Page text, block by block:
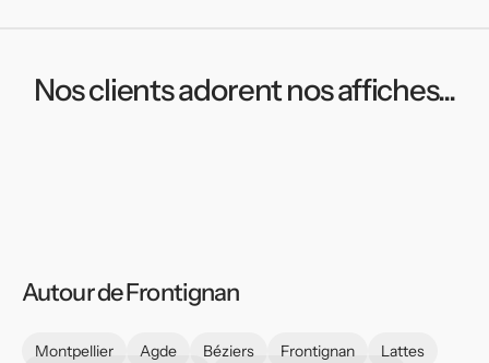
Nos clients adorent nos affiches...
Autour de Frontignan
Montpellier Agde Béziers Frontignan
Lattes